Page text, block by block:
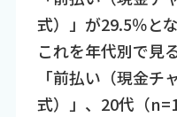
式）」が29.5％とな
これを年代別で見
「前払い（現金チ
式）」、20代（